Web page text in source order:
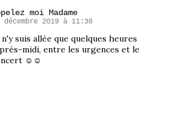
moi Madame
décembre 2019 à 11:38
n'y suis allée que quelques heures
midi, entre les urgences et le
☺☺